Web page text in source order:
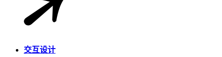
交互设计